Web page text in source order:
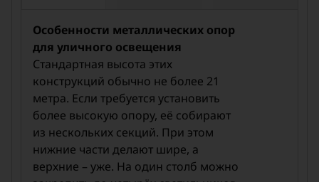
Особенности металлических опор
для уличного освещения
Стандартная высота этих
конструкций обычно не более 21
метра. Если требуется установить
более высокую опору, её собирают
из нескольких секций. При этом
нижние части делают шире, а
верхние – уже. На один столб можно